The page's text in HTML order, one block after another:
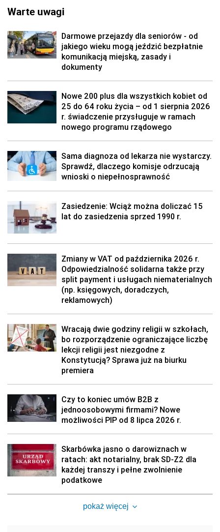
Warte uwagi
Darmowe przejazdy dla seniorów - od
jakiego wieku mogą jeździć bezpłatnie
komunikacją miejską, zasady i
dokumenty
Nowe 200 plus dla wszystkich kobiet od
25 do 64 roku życia – od 1 sierpnia 2026
r. świadczenie przysługuje w ramach
nowego programu rządowego
Sama diagnoza od lekarza nie wystarczy.
Sprawdź, dlaczego komisje odrzucają
wnioski o niepełnosprawność
Zasiedzenie: Wciąż można doliczać 15
lat do zasiedzenia sprzed 1990 r.
Zmiany w VAT od października 2026 r.
Odpowiedzialność solidarna także przy
split payment i usługach niematerialnych
(np. księgowych, doradczych,
reklamowych)
Wracają dwie godziny religii w szkołach,
bo rozporządzenie ograniczające liczbę
lekcji religii jest niezgodne z
Konstytucją? Sprawa już na biurku
premiera
Czy to koniec umów B2B z
jednoosobowymi firmami? Nowe
możliwości PIP od 8 lipca 2026 r.
Skarbówka jasno o darowiznach w
ratach: akt notarialny, brak SD-Z2 dla
każdej transzy i pełne zwolnienie
podatkowe
pokaż więcej